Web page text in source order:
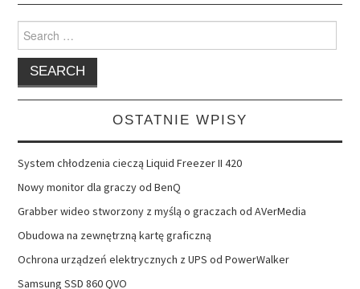
Search
for:
OSTATNIE WPISY
System chłodzenia cieczą Liquid Freezer II 420
Nowy monitor dla graczy od BenQ
Grabber wideo stworzony z myślą o graczach od AVerMedia
Obudowa na zewnętrzną kartę graficzną
Ochrona urządzeń elektrycznych z UPS od PowerWalker
Samsung SSD 860 QVO